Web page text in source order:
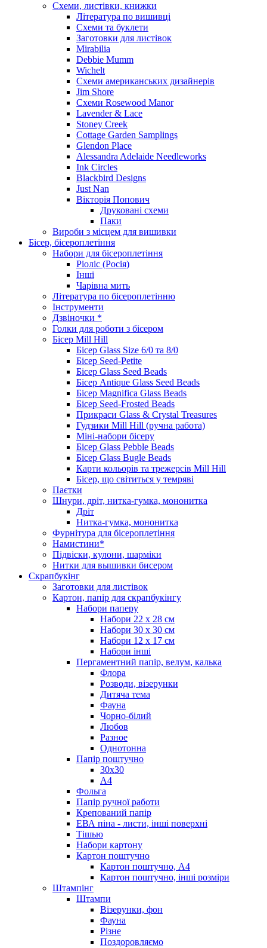
Схеми, листівки, книжки
Література по вишивці
Схеми та буклети
Заготовки для листівок
Mirabilia
Debbie Mumm
Wichelt
Схеми американських дизайнерів
Jim Shore
Cхеми Rosewood Manor
Lavender & Lace
Stoney Creek
Cottage Garden Samplings
Glendon Place
Alessandra Adelaide Needleworks
Ink Circles
Blackbird Designs
Just Nan
Вікторія Попович
Друковані схеми
Паки
Вироби з місцем для вишивки
Бісер, бісероплетіння
Набори для бісероплетіння
Ріоліс (Росія)
Інші
Чарівна мить
Література по бісероплетінню
Інструменти
Дзвіночки *
Голки для роботи з бісером
Бісер Mill Hill
Бісер Glass Size 6/0 та 8/0
Бісер Seed-Petite
Бісер Glass Seed Beads
Бісер Antique Glass Seed Beads
Бісер Magnifica Glass Beads
Бісер Seed-Frosted Beads
Прикраси Glass & Crystal Treasures
Гудзики Mill Hill (ручна работа)
Міні-набори бісеру
Бісер Glass Pebble Beads
Бісер Glass Bugle Beads
Карти кольорів та трежерсів Mill Hill
Бісер, що світиться у темряві
Паєтки
Шнури, дріт, нитка-гумка, мононитка
Дріт
Нитка-гумка, мононитка
Фурнітура для бісероплетіння
Намистини*
Підвіски, кулони, шарміки
Нитки для вышивки бисером
Скрапбукінг
Заготовки для листівок
Картон, папір для скрапбукінгу
Набори паперу
Набори 22 х 28 см
Набори 30 х 30 см
Набори 12 х 17 см
Набори інші
Пергаментний папір, велум, калька
Флора
Розводи, візерунки
Дитяча тема
Фауна
Чорно-білий
Любов
Разное
Однотонна
Папір поштучно
30х30
А4
Фольга
Папір ручної работи
Крепований папір
ЕВА піна - листи, інші поверхні
Тішью
Набори картону
Картон поштучно
Картон поштучно, А4
Картон поштучно, інші розміри
Штампінг
Штампи
Візерунки, фон
Фауна
Різне
Поздоровляємо